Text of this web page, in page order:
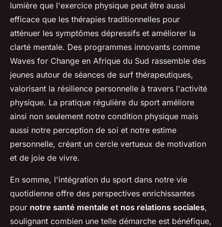
lumière que l'exercice physique peut être aussi
efficace que les thérapies traditionnelles pour
atténuer les symptômes dépressifs et améliorer la
clarté mentale. Des programmes innovants comme
Waves for Change en Afrique du Sud rassemble des
jeunes autour de séances de surf thérapeutiques,
valorisant la résilience personnelle à travers l'activité
physique. La pratique régulière du sport améliore
ainsi non seulement notre condition physique mais
aussi notre perception de soi et notre estime
personnelle, créant un cercle vertueux de motivation
et de joie de vivre.
En somme, l'intégration du sport dans notre vie
quotidienne offre des perspectives enrichissantes
pour notre santé mentale et nos relations sociales,
soulignant combien une telle démarche est bénéfique,